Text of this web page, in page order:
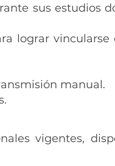
sus estudios
lograr vincularse
manual.
vigentes,